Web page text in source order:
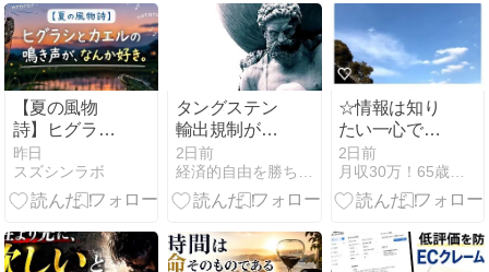
【夏の風物
詩】ヒグラシ
とカエルの鳴
き声が、なん
か好き。
昨日
スズシンラボ
タングステン
輸出規制が工
場直撃｜73歳
が現場で感じ
た世界の変化
2日前
☆情報は知り
たい一心で探
していると、
突然現われる
から本当に面
集はいつも悪
戦苦闘であ
2日前